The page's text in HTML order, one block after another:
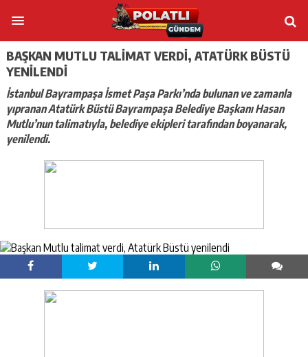
BAŞKAN MUTLU TALIMAT VERDI, ATATÜRK BÜSTÜ
YENILENDI
İstanbul Bayrampaşa İsmet Paşa Parkı’nda bulunan ve zamanla
yıpranan Atatürk Büstü Bayrampaşa Belediye Başkanı Hasan
Mutlu’nun talimatıyla, belediye ekipleri tarafından boyanarak,
yenilendi.